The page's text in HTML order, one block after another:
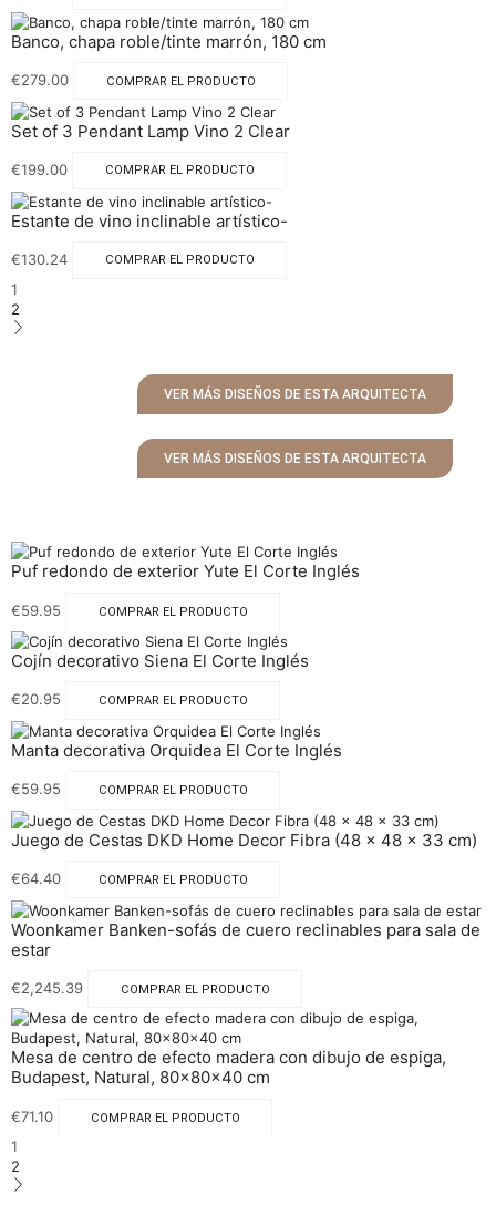
Banco, chapa roble/tinte marrón, 180 cm
€279.00 COMPRAR EL PRODUCTO
Set of 3 Pendant Lamp Vino 2 Clear
€199.00 COMPRAR EL PRODUCTO
Estante de vino inclinable artístico-
€130.24 COMPRAR EL PRODUCTO
1
2
VER MÁS DISEÑOS DE ESTA ARQUITECTA
VER MÁS DISEÑOS DE ESTA ARQUITECTA
Puf redondo de exterior Yute El Corte Inglés
€59.95 COMPRAR EL PRODUCTO
Cojín decorativo Siena El Corte Inglés
€20.95 COMPRAR EL PRODUCTO
Manta decorativa Orquidea El Corte Inglés
€59.95 COMPRAR EL PRODUCTO
Juego de Cestas DKD Home Decor Fibra (48 x 48 x 33 cm)
€64.40 COMPRAR EL PRODUCTO
Woonkamer Banken-sofás de cuero reclinables para sala de
estar
€2,245.39 COMPRAR EL PRODUCTO
Mesa de centro de efecto madera con dibujo de espiga,
Budapest, Natural, 80x80x40 cm
€71.10 COMPRAR EL PRODUCTO
1
2